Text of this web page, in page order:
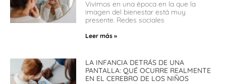
Vivimos en una época en la que la
imagen del bienestar está muy
presente. Redes sociales
Leer más »
LA INFANCIA DETRÁS DE UNA
PANTALLA: QUÉ OCURRE REALMENTE
EN EL CEREBRO DE LOS NIÑOS